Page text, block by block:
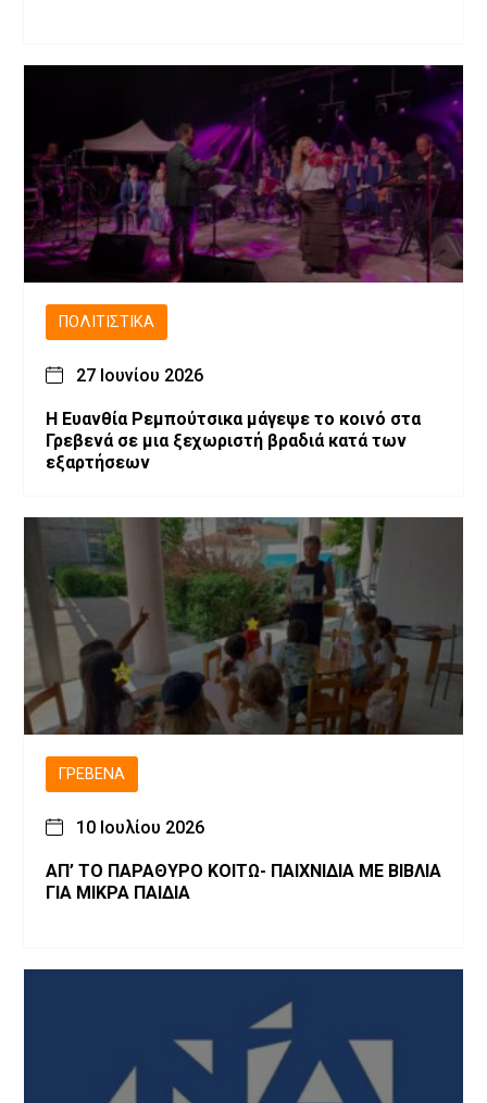
ΠΟΛΙΤΙΣΤΙΚΆ
27 Ιουνίου 2026
Η Ευανθία Ρεμπούτσικα μάγεψε το κοινό στα
Γρεβενά σε μια ξεχωριστή βραδιά κατά των
εξαρτήσεων
ΓΡΕΒΕΝΆ
10 Ιουλίου 2026
ΑΠ’ ΤΟ ΠΑΡΑΘΥΡΟ ΚΟΙΤΩ- ΠΑΙΧΝΙΔΙΑ ΜΕ ΒΙΒΛΙΑ
ΓΙΑ ΜΙΚΡΑ ΠΑΙΔΙΑ